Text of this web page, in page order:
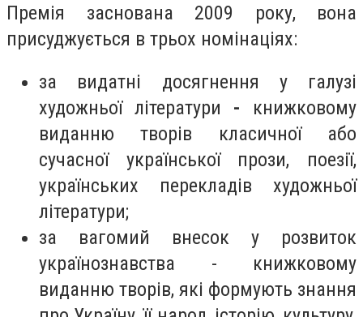
Премія заснована 2009 року, вона
присуджується в трьох номінаціях:
за видатні досягнення у галузі
художньої літератури - книжковому
виданню творів класичної або
сучасної української прози, поезії,
українських перекладів художньої
літератури;
за вагомий внесок у розвиток
українознавства - книжковому
виданню творів, які формують знання